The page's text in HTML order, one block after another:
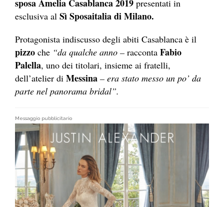
sposa Amelia Casablanca 2019 presentati in
esclusiva al Sì Sposaitalia di Milano.
Protagonista indiscusso degli abiti Casablanca è il
pizzo che “da qualche anno – racconta Fabio
Palella, uno dei titolari, insieme ai fratelli,
dell’atelier di Messina – era stato messo un po’ da
parte nel panorama bridal”.
Messaggio pubblicitario